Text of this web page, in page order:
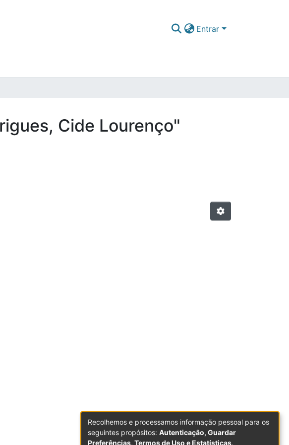
Entrar
Cide Lourenço"
Recolhemos e processamos informação pessoal para os
seguintes propósitos: Autenticação, Guardar
Preferências, Termos de Uso e Estatísticas.